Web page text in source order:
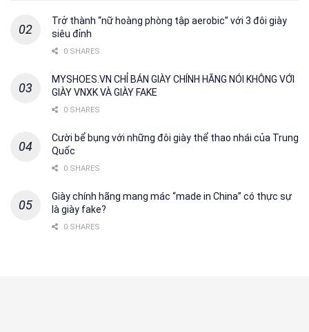
Trở thành “nữ hoàng phòng tập aerobic” với 3 đôi giày
siêu đỉnh
0 SHARES
MYSHOES.VN CHỈ BÁN GIÀY CHÍNH HÃNG NÓI KHÔNG VỚI
GIÀY VNXK VÀ GIÀY FAKE
0 SHARES
Cười bể bụng với những đôi giày thể thao nhái của Trung
Quốc
0 SHARES
Giày chính hãng mang mác “made in China” có thực sự
là giày fake?
0 SHARES